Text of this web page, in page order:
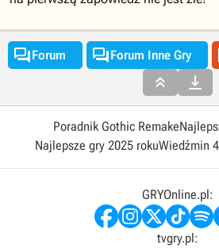
Forum Forum Inne Gry
 
Poradnik Gothic Remake
Najlepsze gry 2025 rokuWiedźmin 4
GRYOnline.pl:
tvgry.pl: